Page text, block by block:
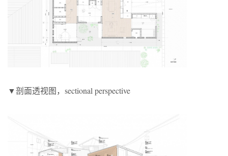
▼剖面透视图，sectional perspective